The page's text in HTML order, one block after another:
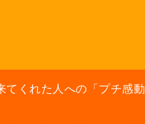
てくれた人への「プチ感動